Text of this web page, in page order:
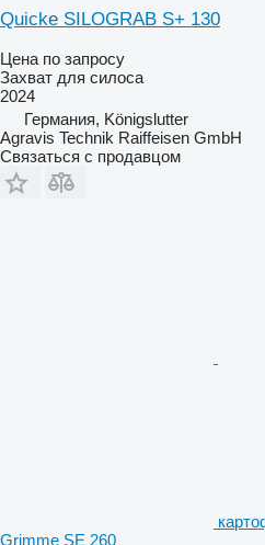
Quicke SILOGRAB S+ 130
Цена по запросу
Захват для силоса
2024
Германия, Königslutter
Agravis Technik Raiffeisen GmbH
Связаться с продавцом
Grimme SE 260